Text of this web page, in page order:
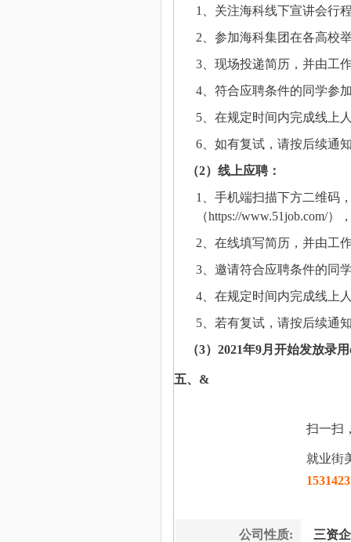
1
、关注海科线下宣讲会行
2
参加海科集团在各高校
3 、现场投递简历，并由工
4 、符合应聘条件的同学参
5 、在规定时间内完成线上
6 、如有复试， 请按后续通
（2）线上应聘：
1
、手机端扫描下方二维码
（https://www.51job.com/）
2 、在线填写简历，并由工
3 、邀请符合应聘条件的同
4
在规定时间内完成线 上
5 、若有复试，请按后续通
（3） 2021年9月开始发放录
五、&
扫一扫
就业街
公司性质: 三资